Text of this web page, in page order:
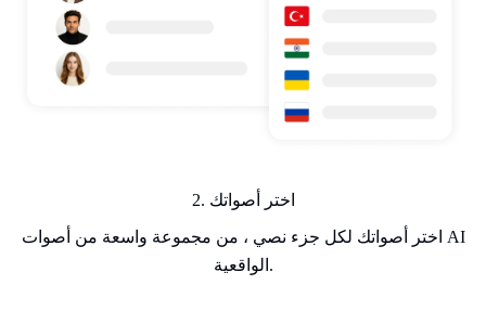
2. اختر أصواتك
اختر أصواتك لكل جزء نصي ، من مجموعة واسعة من أصوات AI
الواقعية.